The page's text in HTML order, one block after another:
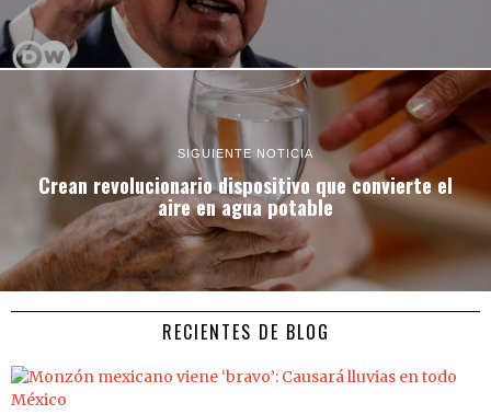
SIGUIENTE NOTICIA
Crean revolucionario dispositivo que convierte el
aire en agua potable
RECIENTES DE BLOG